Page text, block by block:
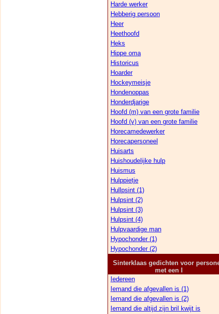
Harde werker
Hebberig persoon
Heer
Heethoofd
Heks
Hippe oma
Historicus
Hoarder
Hockeymeisje
Hondenoppas
Honderdjarige
Hoofd (m) van een grote familie
Hoofd (v) van een grote familie
Horecamedewerker
Horecapersoneel
Huisarts
Huishoudelijke hulp
Huismus
Hulppietje
Hullpsint (1)
Hulpsint (2)
Hulpsint (3)
Hulpsint (4)
Hulpvaardige man
Hypochonder (1)
Hypochonder (2)
Sinterklaas gedichten voor
met een I
Iedereen
Iemand die afgevallen is (1)
Iemand die afgevallen is (2)
Iemand die altijd zijn bril kwijt is